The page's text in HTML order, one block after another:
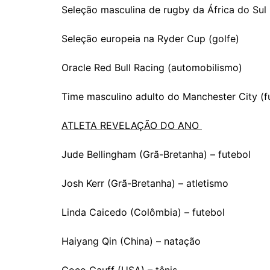
Seleção masculina de rugby da África do Sul
Seleção europeia na Ryder Cup (golfe)
Oracle Red Bull Racing (automobilismo)
Time masculino adulto do Manchester City
ATLETA REVELAÇÃO DO ANO
Jude Bellingham (Grã-Bretanha) – futebol
Josh Kerr (Grã-Bretanha) – atletismo
Linda Caicedo (Colômbia) – futebol
Haiyang Qin (China) – natação